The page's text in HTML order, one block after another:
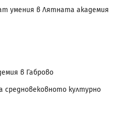
умения в Лятната академия
в Габрово
културно